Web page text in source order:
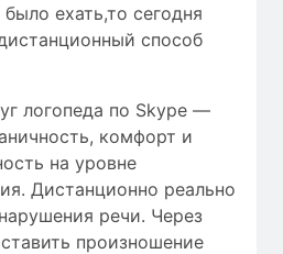
ехать,то сегодня
способ
логопеда по Skype —
комфорт и
на уровне
Дистанционно реально
речи. Через
произношение